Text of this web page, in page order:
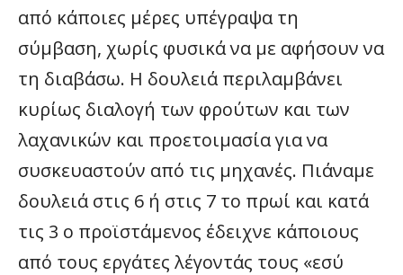
από κάποιες μέρες υπέγραψα τη
σύμβαση, χωρίς φυσικά να με αφήσουν να
τη διαβάσω. Η δουλειά περιλαμβάνει
κυρίως διαλογή των φρούτων και των
λαχανικών και προετοιμασία για να
συσκευαστούν από τις μηχανές. Πιάναμε
δουλειά στις 6 ή στις 7 το πρωί και κατά
τις 3 ο προϊστάμενος έδειχνε κάποιους
από τους εργάτες λέγοντάς τους «εσύ